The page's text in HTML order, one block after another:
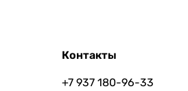
Контакты
+7 937 180-96-33